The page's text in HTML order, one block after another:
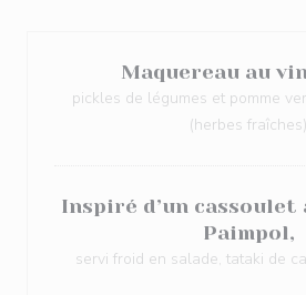
Maquereau au
pickles de légumes et pomme
(herbes fraîches)
Inspiré d’un cassoulet
Paimpol,
servi froid en salade, tataki de